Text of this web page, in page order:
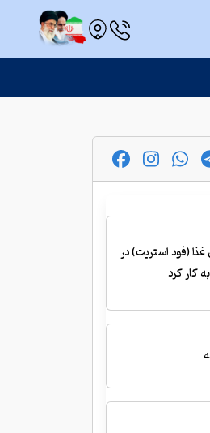
(فود استریت) در
کار کرد